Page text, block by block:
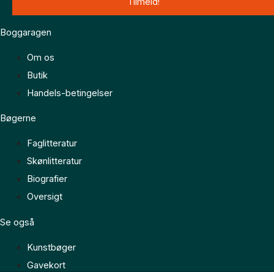
Boggaragen
Om os
Butik
Handels-betingelser
Bøgerne
Faglitteratur
Skønlitteratur
Biografier
Oversigt
Se også
Kunstbøger
Gavekort